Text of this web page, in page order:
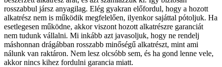
rosszabbul jársz anyagilag. Elég gyakran előfordul, hogy a hozott
alkatrész nem is működik megfelelően, ilyenkor sajáttal pótoljuk. Ha
esetlegesen működne, akkor viszont hozott alkatrészre garanciát
nem tudunk vállalni. Mi inkább azt javasoljuk, hogy ne rendelj
máshonnan drágábban rosszabb minőségű alkatrészt, mint ami
nálunk van raktáron. Nem lesz olcsóbb sem, és ha gond lenne vele,
akkor nincs kihez fordulni garancia miatt.